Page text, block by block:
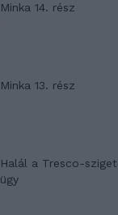
Minka 14. rész
Minka 13. rész
Halál a Tresco-
ügy